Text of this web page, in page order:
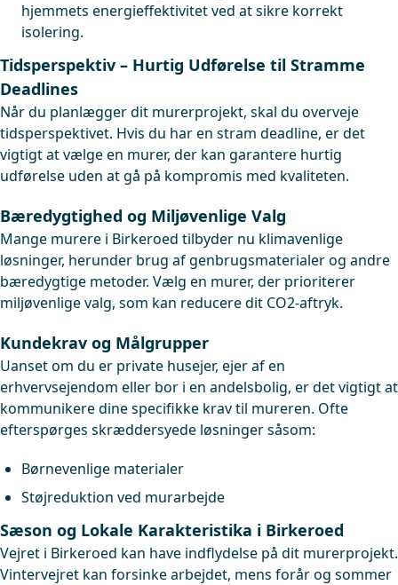
hjemmets energieffektivitet ved at sikre korrekt
isolering.
Tidsperspektiv – Hurtig Udførelse til Stramme
Deadlines
Når du planlægger dit murerprojekt, skal du overveje
tidsperspektivet. Hvis du har en stram deadline, er det
vigtigt at vælge en murer, der kan garantere hurtig
udførelse uden at gå på kompromis med kvaliteten.
Bæredygtighed og Miljøvenlige Valg
Mange murere i Birkeroed tilbyder nu klimavenlige
løsninger, herunder brug af genbrugsmaterialer og andre
bæredygtige metoder. Vælg en murer, der prioriterer
miljøvenlige valg, som kan reducere dit CO2-aftryk.
Kundekrav og Målgrupper
Uanset om du er private husejer, ejer af en
erhvervsejendom eller bor i en andelsbolig, er det vigtigt at
kommunikere dine specifikke krav til mureren. Ofte
efterspørges skræddersyede løsninger såsom:
Børnevenlige materialer
Støjreduktion ved murarbejde
Sæson og Lokale Karakteristika i Birkeroed
Vejret i Birkeroed kan have indflydelse på dit murerprojekt.
Vintervejret kan forsinke arbejdet, mens forår og sommer